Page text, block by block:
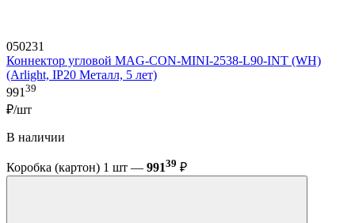
050231
Коннектор угловой MAG-CON-MINI-2538-L90-INT (WH)
(Arlight, IP20 Металл, 5 лет)
99139
₽/шт
В наличии
Коробка (картон) 1 шт — 99139 ₽